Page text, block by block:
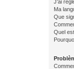
J’ai
Ma
Que
Quel